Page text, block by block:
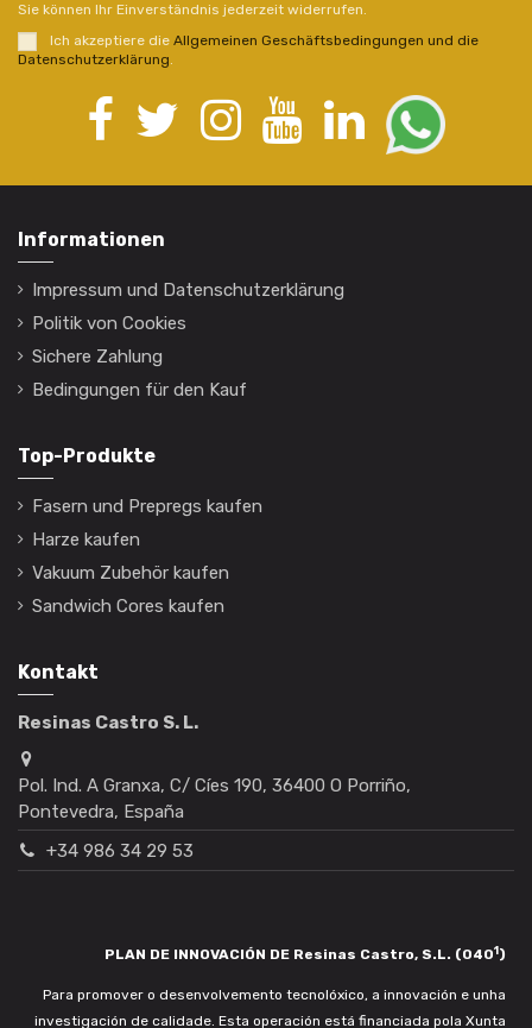
Sie können Ihr Einverständnis jederzeit widerrufen.
Ich akzeptiere die Allgemeinen Geschäftsbedingungen und die
Datenschutzerklärung.
Informationen
Impressum und Datenschutzerklärung
Politik von Cookies
Sichere Zahlung
Bedingungen für den Kauf
Top-Produkte
Fasern und Prepregs kaufen
Harze kaufen
Vakuum Zubehör kaufen
Sandwich Cores kaufen
Kontakt
Resinas Castro S. L.
Pol. Ind. A Granxa, C/ Cíes 190, 36400 O Porriño,
Pontevedra, España
+34 986 34 29 53
PLAN DE INNOVACIÓN DE Resinas Castro, S.L. (0401)
Para promover o desenvolvemento tecnolóxico, a innovación e unha
investigación de calidade. Esta operación está financiada pola Xunta